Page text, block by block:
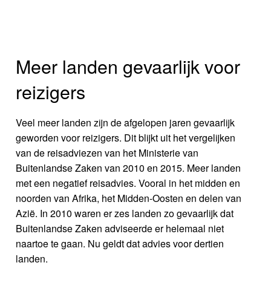
Meer landen gevaarlijk voor
reizigers
Veel meer landen zijn de afgelopen jaren gevaarlijk
geworden voor reizigers. Dit blijkt uit het vergelijken
van de reisadviezen van het Ministerie van
Buitenlandse Zaken van 2010 en 2015. Meer landen
met een negatief reisadvies. Vooral in het midden en
noorden van Afrika, het Midden-Oosten en delen van
Azië. In 2010 waren er zes landen zo gevaarlijk dat
Buitenlandse Zaken adviseerde er helemaal niet
naartoe te gaan. Nu geldt dat advies voor dertien
landen.